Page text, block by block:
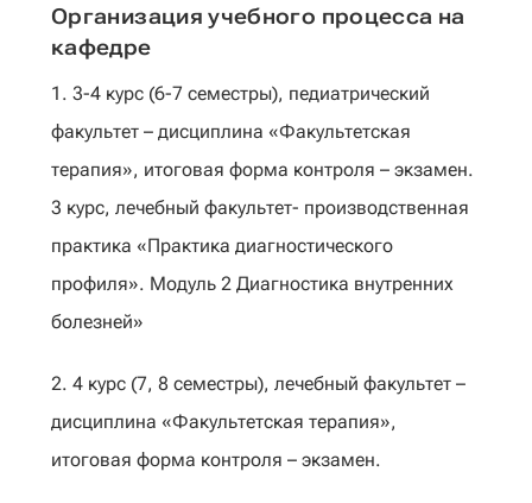
Организация учебного процесса на
кафедре
1. 3-4 курс (6-7 семестры), педиатрический
факультет – дисциплина «Факультетская
терапия», итоговая форма контроля – экзамен.
3 курс, лечебный факультет- производственная
практика «Практика диагностического
профиля». Модуль 2 Диагностика внутренних
болезней»
2. 4 курс (7, 8 семестры), лечебный факультет –
дисциплина «Факультетская терапия»,
итоговая форма контроля – экзамен.